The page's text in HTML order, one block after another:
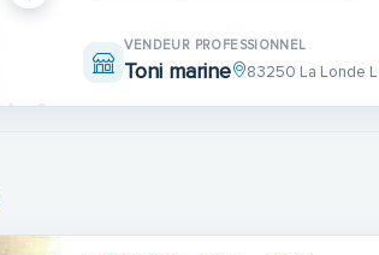
VENDEUR PROFESSIONNEL
Toni marine 83250 La Londe